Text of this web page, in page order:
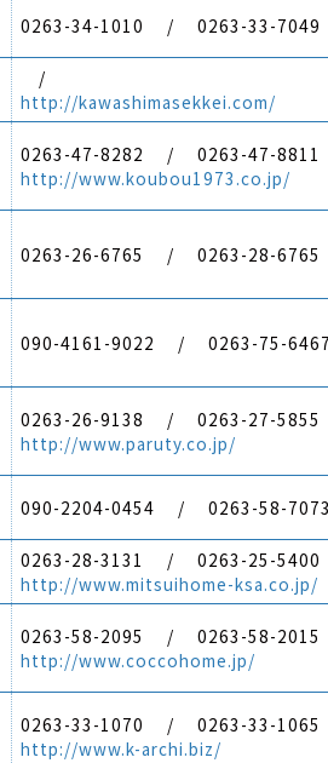
0263-34-1010 / 0263-33-7049
/
http://kawashimasekkei.com/
0263-47-8282 / 0263-47-8811
http://www.koubou1973.co.jp/
0263-26-6765 / 0263-28-6765
090-4161-9022 / 0263-75-
0263-26-9138 / 0263-27-5855
http://www.paruty.co.jp/
090-2204-0454 / 0263-58-
0263-28-3131 / 0263-25-5400
http://www.mitsuihome-ksa.co.jp/
0263-58-2095 / 0263-58-2015
http://www.coccohome.jp/
0263-33-1070 / 0263-33-1065
http://www.k-archi.biz/